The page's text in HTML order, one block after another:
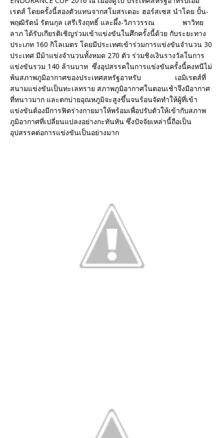
เรตส์ โดยครั้งนี้สองตัวแทนจากสโมสรเดอะ ฮอร์สเซส นำโดย ปั้น-
พฤฒิรัตน์ รัตนกุล เสรีเริงฤทธิ์ และผึ้ง-วิภาวรรณ พาวิทย
ลาภ ได้รับเกียรติเชิญร่วมเข้าแข่งขันในศึกครั้งนี้ด้วย กับระยะทาง
ประเภท 160 กิโลเมตร โดยมีประเทศเข้าร่วมการแข่งขันจำนวน 30
ประเทศ มีม้าแข่งจำนวนทั้งหมด 270 ตัว ร่วมชิงเงินรางวัลในการ
แข่งขันรวม 140 ล้านบาท ซึ่งอุปสรรคในการแข่งขันครั้งนี้คงหนีไม่
พ้นสภาพภูมิอากาศของประเทศสหรัฐอาหรับ เอมิเรตส์ที่
สนามแข่งขันเป็นทะเลทราย สภาพภูมิอากาศในตอนเช้าจึงมีอากาศ
ที่หนาวมาก และตกบ่ายอุณหภูมิจะสูงขึ้นจนร้อนจัดทำให้ผู้ที่เข้า
แข่งขันต้องมีการฟิตร่างกายมาให้พร้อมเพื่อปรับตัวให้เข้ากับสภาพ
ภูมิอากาศที่เปลี่ยนแปลงอย่างกะทันหัน ซึ่งปัจจัยเหล่านี้ถือเป็น
อุปสรรคต่อการแข่งขันเป็นอย่างมาก